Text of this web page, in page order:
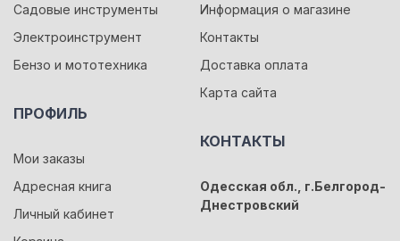
Садовые инструменты
Электроинструмент
Бензо и мототехника
ПРОФИЛЬ
Мои заказы
Адресная книга
Личный кабинет
Информация о магазине
Контакты
Доставка оплата
Карта сайта
КОНТАКТЫ
Одесская обл., г.Белгород-
Днестровский